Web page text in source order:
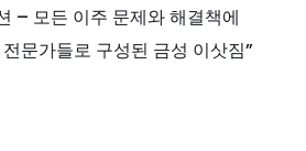
– 모든 이주 문제와 해결책에
문가들로 구성된 금성 이삿짐”